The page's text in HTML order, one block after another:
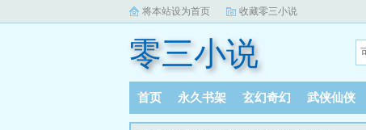
将本站设为首页 收藏零三小说
零三小说
首页 永久书架 玄幻奇幻 武侠仙侠